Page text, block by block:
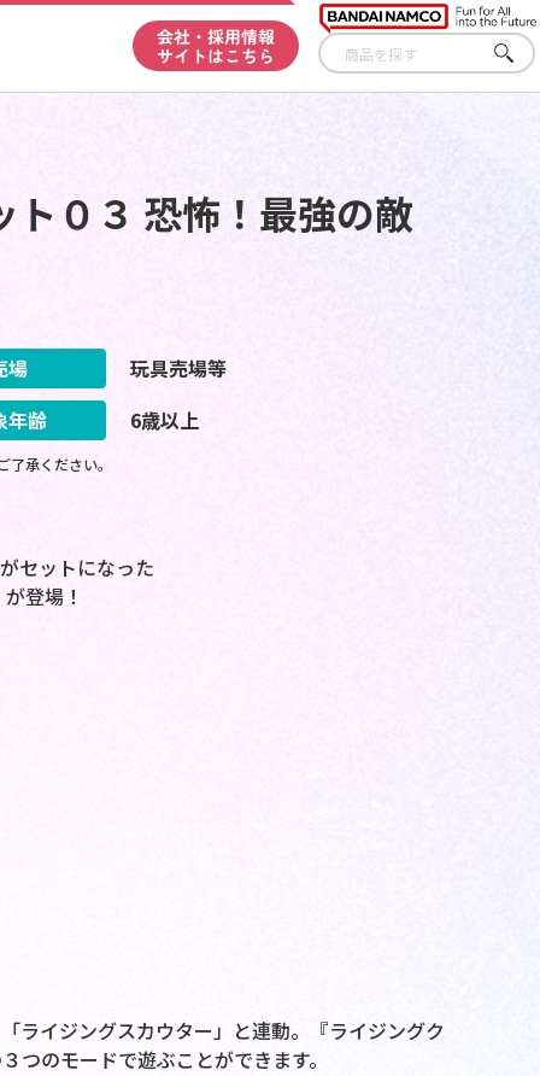
会社・採用情報
サイトはこちら
さが
す
０３ 恐怖！最強の敵
場
玩具売場等
年齢
6歳以上
承ください。
セットになった
登場！
ライジングスカウター」と連動。『ライジングク
つのモードで遊ぶことができます。